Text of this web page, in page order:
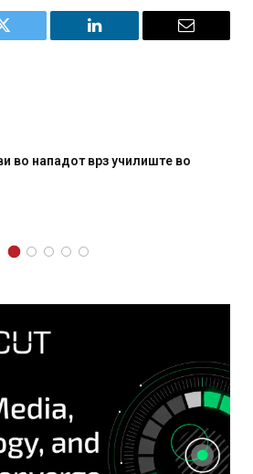
Twitter LinkedIn Email
СОЗИС: Украинците повеќе им